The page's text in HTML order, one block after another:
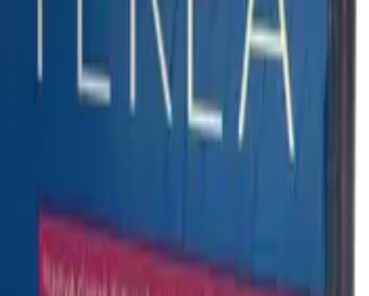
ментолом в дополнении со сладким
18 лет